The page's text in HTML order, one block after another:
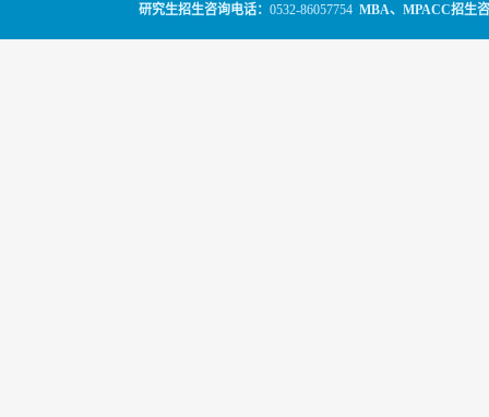
研究生招生咨询电话： 0532-86057754 MBA、MPACC招生